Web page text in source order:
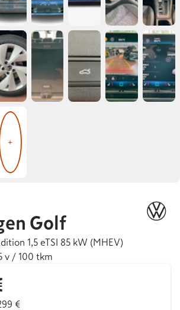
+
Golf
1,5 eTSI 85 kW (MHEV)
v / 100 tkm
€